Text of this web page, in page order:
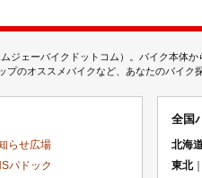
ジェーバイクドットコム）。バイク本体
プのオススメバイクなど、あなたのバイ
らせ広場
パドック
全国
北海
東北